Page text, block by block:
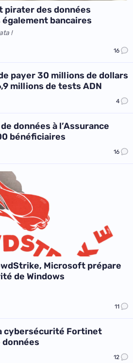
pirater des données
bancaires
!
16
payer 30 millions de dollars
millions de tests ADN
4
données à l’Assurance
bénéficiaires
16
Microsoft prépare
de Windows
11
cybersécurité Fortinet
données
12